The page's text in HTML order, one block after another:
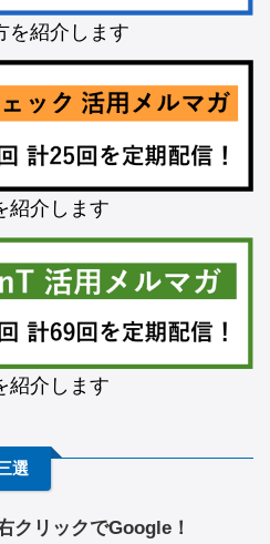
を紹介します
紹介します
紹介します
選
クリックでGoogle！